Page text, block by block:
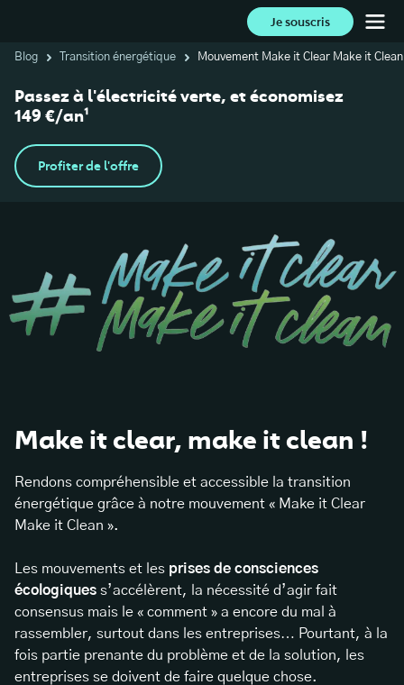
Je souscris
Blog Transition énergétique Mouvement Make it Clear Make it
Passez à l'électricité verte, et économisez
149 €/an¹
Profiter de l'offre
Make it clear, make it clean !
Rendons compréhensible et accessible la transition
énergétique grâce à notre mouvement « Make it Clear
Make it Clean ».
Les mouvements et les prises de consciences
écologiques s’accélèrent, la nécessité d’agir fait
consensus mais le « comment » a encore du mal à
rassembler, surtout dans les entreprises… Pourtant, à la
fois partie prenante du problème et de la solution, les
entreprises se doivent de faire quelque chose.